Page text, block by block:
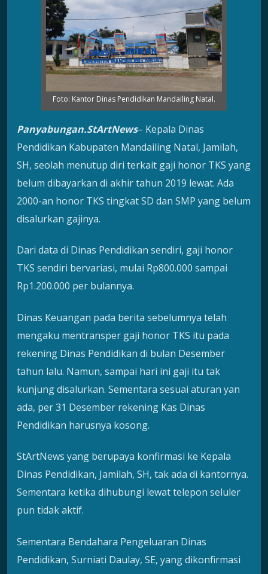
Foto: Kantor Dinas Pendidikan Mandailing Natal.
Panyabungan.StArtNews– Kepala Dinas
Pendidikan Kabupaten Mandailing Natal, Jamilah,
SH, seolah menutup diri terkait gaji honor TKS yang
belum dibayarkan di akhir tahun 2019 lewat. Ada
2000-an honor TKS tingkat SD dan SMP yang belum
disalurkan gajinya.
Dari data di Dinas Pendidikan sendiri, gaji honor
TKS sendiri bervariasi, mulai Rp800.000 sampai
Rp1.200.000 per bulannya.
Dinas Keuangan pada berita sebelumnya telah
mengaku mentransper gaji honor TKS itu pada
rekening Dinas Pendidikan di bulan Desember
tahun lalu. Namun, sampai hari ini gaji itu tak
kunjung disalurkan. Sementara sesuai aturan yan
ada, per 31 Desember rekening Kas Dinas
Pendidikan harusnya kosong.
StArtNews yang berupaya konfirmasi ke Kepala
Dinas Pendidikan, Jamilah, SH, tak ada di kantornya.
Sementara ketika dihubungi lewat telepon seluler
pun tidak aktif.
Sementara Bendahara Pengeluaran Dinas
Pendidikan, Surniati Daulay, SE, yang dikonfirmasi